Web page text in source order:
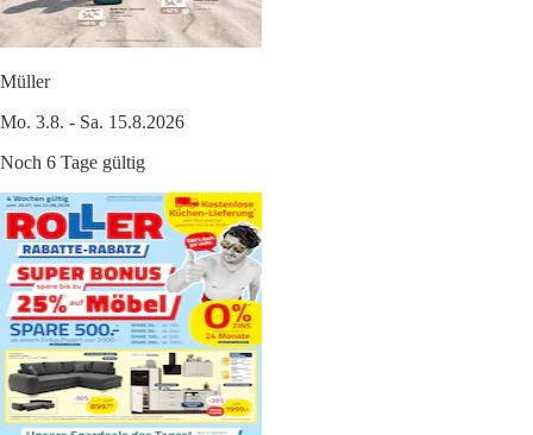
Müller
Mo. 3.8. - Sa. 15.8.2026
Noch 6 Tage gültig